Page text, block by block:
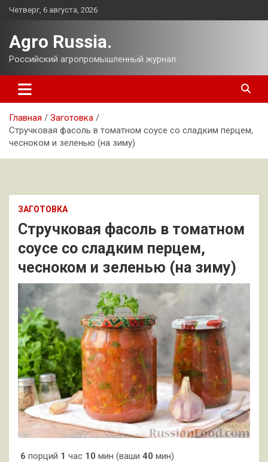
Перейти
Четверг, 6 августа, 2026
Agro Russia.
Российский агропромышленный журнал.
Главная
Заготовка
Стручковая фасоль в томатном соусе со сладким перцем,
чесноком и зеленью (на зиму)
ЗАГОТОВКА
Стручковая фасоль в томатном
соусе со сладким перцем,
чесноком и зеленью (на зиму)
6 порций 1 час 10 мин (ваши 40 мин)